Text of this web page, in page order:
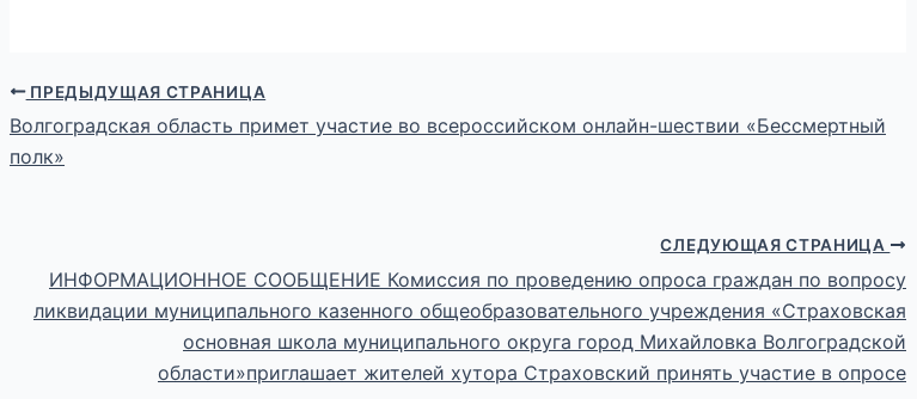
ПРЕДЫДУЩАЯ СТРАНИЦА
Волгоградская область примет участие во всероссийском онлайн-шествии «Бессмертный
полк»
СЛЕДУЮЩАЯ СТРАНИЦА
ИНФОРМАЦИОННОЕ СООБЩЕНИЕ Комиссия по проведению опроса граждан по вопросу
ликвидации муниципального казенного общеобразовательного учреждения «Страховская
основная школа муниципального округа город Михайловка Волгоградской
области»приглашает жителей хутора Страховский принять участие в опросе